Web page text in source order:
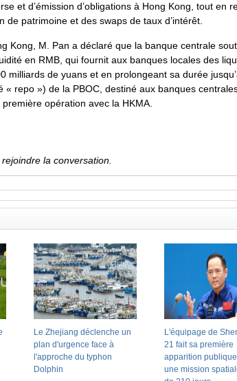
et d’émission d’obligations à Hong Kong, tout en
patrimoine et des swaps de taux d’intérêt.
Kong, M. Pan a déclaré que la banque centrale
en RMB, qui fournit aux banques locales des
milliards de yuans et en prolongeant sa durée
repo ») de la PBOC, destiné aux banques
opération avec la HKMA.
la conversation.